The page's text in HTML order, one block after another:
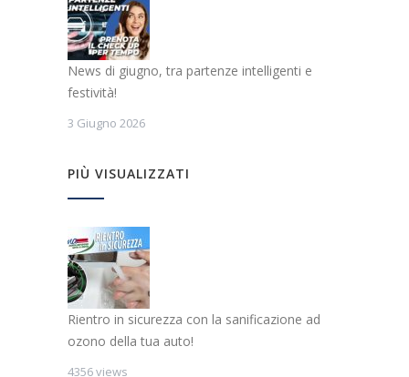
News di giugno, tra partenze intelligenti e
festività!
3 Giugno 2026
PIÙ VISUALIZZATI
Rientro in sicurezza con la sanificazione ad
ozono della tua auto!
4356 views